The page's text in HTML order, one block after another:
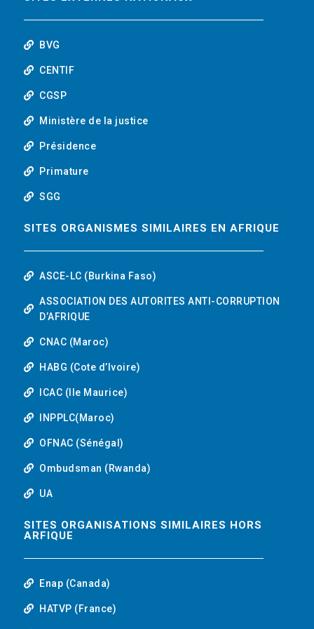
t
u
b
e
BVG
CENTIF
CGSP
Ministère de la justice
Présidence
Primature
SGG
SITES ORGANISMES SIMILAIRES EN AFRIQUE
ASCE-LC (Burkina Faso)
ASSOCIATION DES AUTORITES ANTI-CORRUPTION
D’AFRIQUE
CNAC (Maroc)
HABG (Cote d’Ivoire)
ICAC (Ile Maurice)
INPPLC(Maroc)
OFNAC (Sénégal)
Ombudsman (Rwanda)
UA
SITES ORGANISATIONS SIMILAIRES HORS
ARFIQUE
Enap (Canada)
HATVP (France)